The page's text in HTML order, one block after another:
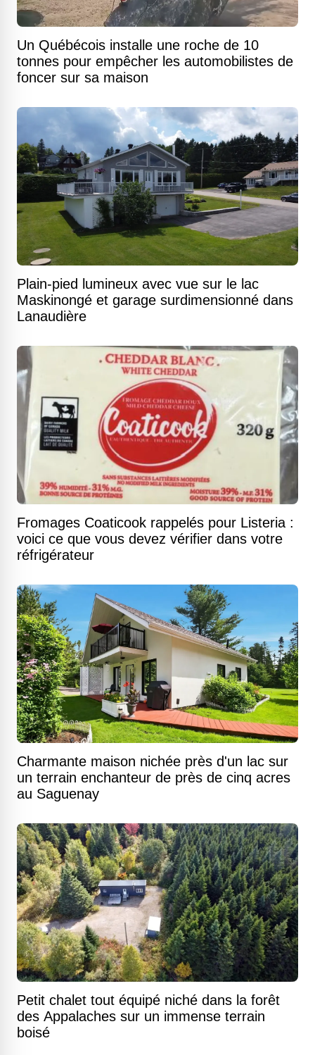
Un Québécois installe une roche de 10
tonnes pour empêcher les automobilistes de
foncer sur sa maison
Plain-pied lumineux avec vue sur le lac
Maskinongé et garage surdimensionné dans
Lanaudière
Fromages Coaticook rappelés pour Listeria :
voici ce que vous devez vérifier dans votre
réfrigérateur
Charmante maison nichée près d'un lac sur
un terrain enchanteur de près de cinq acres
au Saguenay
Petit chalet tout équipé niché dans la forêt
des Appalaches sur un immense terrain
boisé